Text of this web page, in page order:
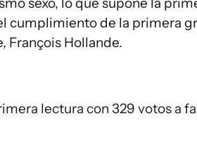
cumplimiento de la primera
François Hollande.
lectura con 329 votos a